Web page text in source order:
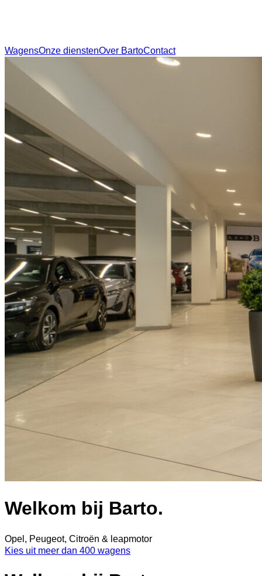
WagensOnze dienstenOver BartoContact
Welkom bij Barto.
Opel, Peugeot, Citroën & leapmotor
Kies uit meer dan 400 wagens